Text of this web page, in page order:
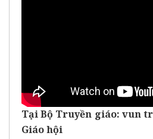
TạiBộ Truyền giáo: vun
Giáo hội